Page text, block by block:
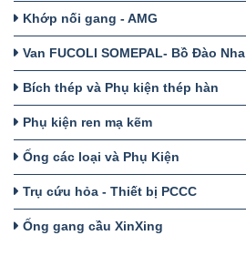
Khớp nối gang - AMG
Van FUCOLI SOMEPAL- Bồ Đào Nha
Bích thép và Phụ kiện thép hàn
Phụ kiện ren mạ kẽm
Ống các loại và Phụ Kiện
Trụ cứu hỏa - Thiết bị PCCC
Ống gang cầu XinXing